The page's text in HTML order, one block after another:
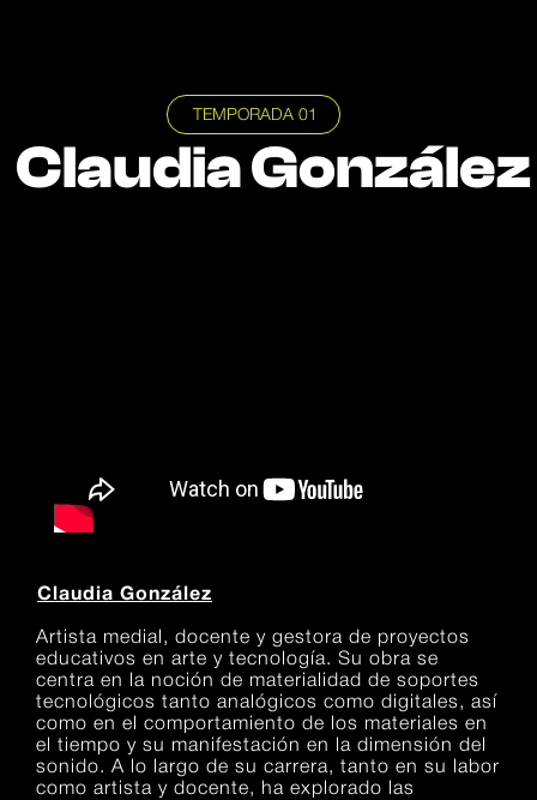
TEMPORADA 01
Claudia González
Claudia González
Artista medial, docente y gestora de proyectos
educativos en arte y tecnología. Su obra se
centra en la noción de materialidad de soportes
tecnológicos tanto analógicos como digitales, así
como en el comportamiento de los materiales en
el tiempo y su manifestación en la dimensión del
sonido. A lo largo de su carrera, tanto en su labor
como artista y docente, ha explorado las